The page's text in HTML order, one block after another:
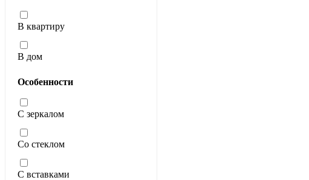
В квартиру
В дом
Особенности
С зеркалом
Со стеклом
С вставками